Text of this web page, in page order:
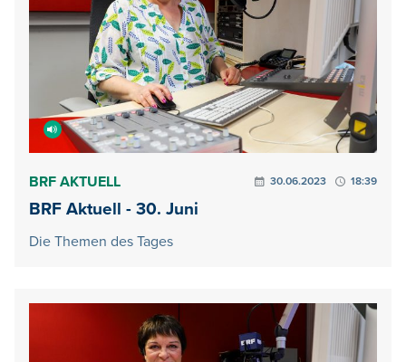
BRF AKTUELL 30.06.2023 18:39
BRF Aktuell - 30. Juni
Die Themen des Tages